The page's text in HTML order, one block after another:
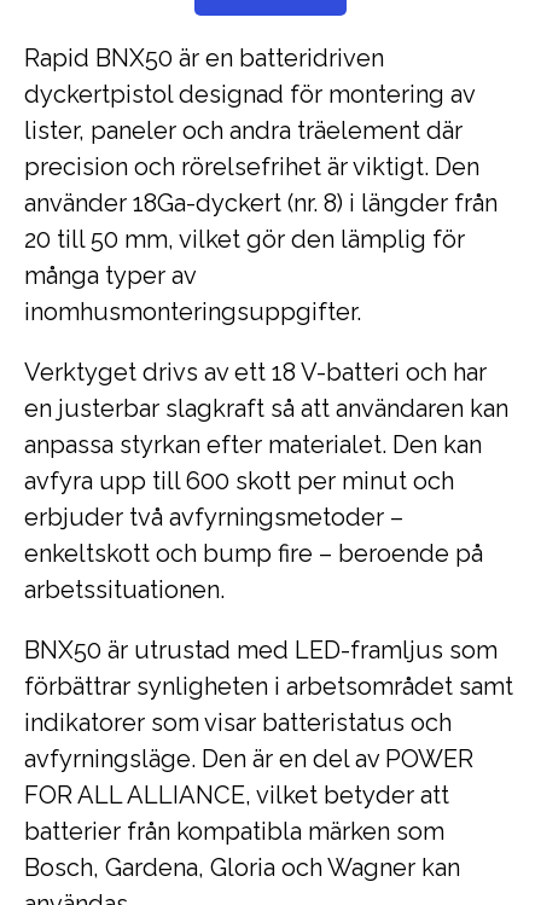
Rapid BNX50 är en batteridriven
dyckertpistol designad för montering av
lister, paneler och andra träelement där
precision och rörelsefrihet är viktigt. Den
använder 18Ga-dyckert (nr. 8) i längder från
20 till 50 mm, vilket gör den lämplig för
många typer av
inomhusmonteringsuppgifter.
Verktyget drivs av ett 18 V-batteri och har
en justerbar slagkraft så att användaren kan
anpassa styrkan efter materialet. Den kan
avfyra upp till 600 skott per minut och
erbjuder två avfyrningsmetoder –
enkeltskott och bump fire – beroende på
arbetssituationen.
BNX50 är utrustad med LED-framljus som
förbättrar synligheten i arbetsområdet samt
indikatorer som visar batteristatus och
avfyrningsläge. Den är en del av POWER
FOR ALL ALLIANCE, vilket betyder att
batterier från kompatibla märken som
Bosch, Gardena, Gloria och Wagner kan